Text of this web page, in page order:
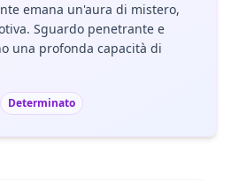
emana un'aura di mistero,
Sguardo penetrante e
una profonda capacità di
Determinato